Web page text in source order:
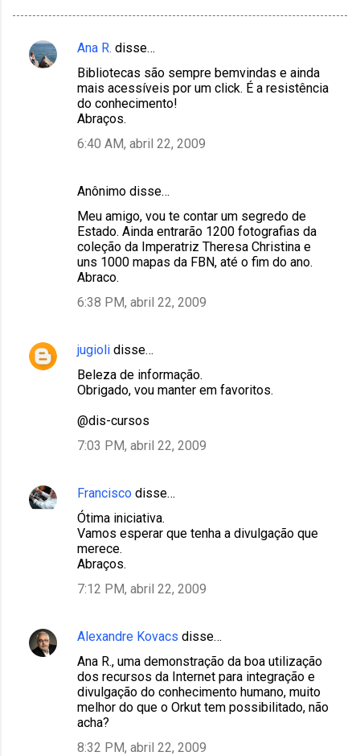
C
Ana R. disse…
Bibliotecas são sempre bemvindas e ainda
mais acessíveis por um click. É a resistência
do conhecimento!
Abraços.
6:40 AM, abril 22, 2009
Anônimo disse…
Meu amigo, vou te contar um segredo de
Estado. Ainda entrarão 1200 fotografias da
coleção da Imperatriz Theresa Christina e
uns 1000 mapas da FBN, até o fim do ano.
Abraco.
6:38 PM, abril 22, 2009
jugioli disse…
Beleza de informação.
Obrigado, vou manter em favoritos.
@dis-cursos
7:03 PM, abril 22, 2009
Francisco disse…
Ótima iniciativa.
Vamos esperar que tenha a divulgação que
merece.
Abraços.
7:12 PM, abril 22, 2009
Alexandre Kovacs disse…
Ana R., uma demonstração da boa utilização
dos recursos da Internet para integração e
divulgação do conhecimento humano, muito
melhor do que o Orkut tem possibilitado, não
acha?
8:32 PM, abril 22, 2009